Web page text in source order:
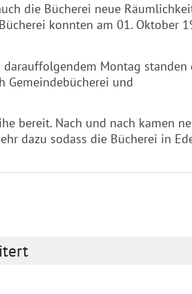
die Bücherei neue
konnten am 01. Oktober
Montag standen
Gemeindebücherei und
bereit. Nach und nach kamen
dazu sodass die Bücherei in